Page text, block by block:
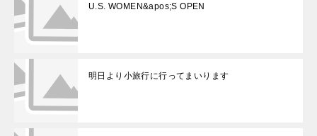
U.S. WOMEN&apos;S OPEN
明日より小旅行に行ってまいります